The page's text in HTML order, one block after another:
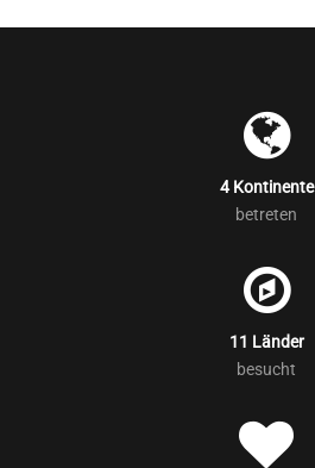
4 Kontinente
betreten
11 Länder
besucht